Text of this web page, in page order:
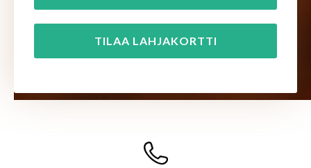
TILAA LAHJAKORTTI